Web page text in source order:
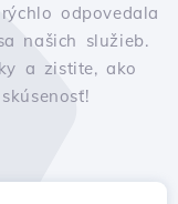
odpovedala
našich služieb.
a zistite, ako